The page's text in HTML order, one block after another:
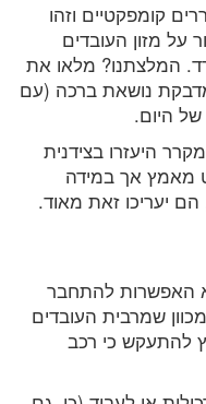
קומפקטיים וזהו
על מזון העובדים
המלצתנו? מלאו את
נושאת ברכה (עם
היום.
היעזרו בצידנית
מאמץ אך במידה
יעריכו זאת מאוד.
האפשרות להתחבר
שמרבית העובדים
להתעקש כי רכב